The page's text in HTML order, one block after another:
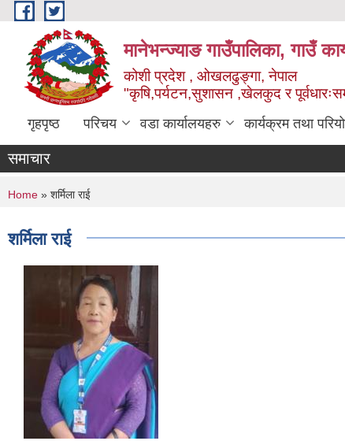
Skip to main content
मानेभन्ज्याङ गाउँपालिका, गाउँ
कोशी प्रदेश , ओखलढुङ्गा, नेपाल
"कृषि,पर्यटन,सुशासन ,खेलकुद र
गृहपृष्ठ परिचय वडा कार्यालयहरु कार्यक्रम तथा
समाचार
You are here
Home » शर्मिला राई
शर्मिला राई